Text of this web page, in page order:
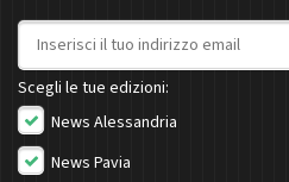
Indirizzo email
Scegli le tue edizioni:
News Alessandria
News Pavia